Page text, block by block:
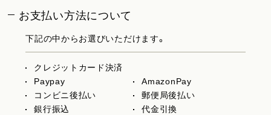
お支払い方法について
下記の中からお選びいただけます。
クレジットカード決済
Paypay
AmazonPay
コンビニ後払い
郵便局後払い
銀行振込
代金引換